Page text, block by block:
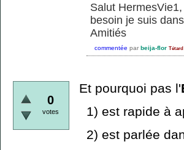
Salut
besoin je suis
Amitiés
commentée par beija-flor
0
votes
Et pourquoi pas l'
1) est rapide à
2) est parlée